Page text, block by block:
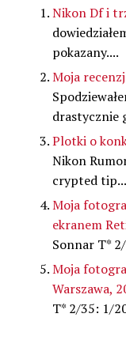
Nikon Df i
pokazany....
Moja
drastycznie
Plotki o
Nikon
crypted tip...
Moja
ekranem
Sonnar T*
Moja
Warszawa,
T* 2/35: 1/